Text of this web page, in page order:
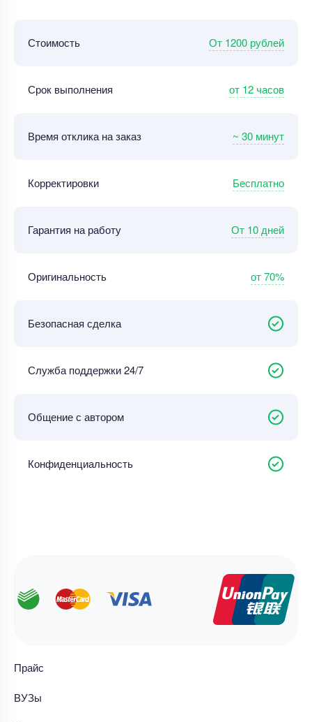
Стоимость От 1200 рублей
Срок выполнения от 12 часов
Время отклика на заказ ~ 30 минут
Корректировки Бесплатно
Гарантия на работу От 10 дней
Оригинальность от 70%
Безопасная сделка
Служба поддержки 24/7
Общение с автором
Конфиденциальность
Прайс
ВУЗы